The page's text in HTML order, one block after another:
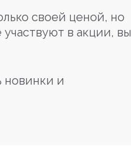
своей ценой, но
в акции, вы
новинки и